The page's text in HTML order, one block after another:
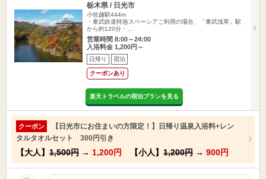
栃木県 / 日光市
小佐越駅444m
・東武鉄道特急スペーシアご利用の場合、「東武浅草」駅
から約120分・…
営業時間 8:00～24:00
入浴料金 1,200円～
日帰り 宿泊
クーポンあり
楽天トラベルの宿泊プランを見る
クーポン
【日光市にお住まいの方限定！】日帰り温泉入浴料+レン
タルタオルセット 300円引き
【大人】 1,500円 → 1,200円 【小人】 1,200円 → 900円